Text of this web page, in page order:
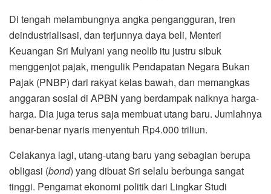
Di tengah melambungnya angka pengangguran, tren
deindustrialisasi, dan terjunnya daya beli, Menteri
Keuangan Sri Mulyani yang neolib itu justru sibuk
menggenjot pajak, mengulik Pendapatan Negara Bukan
Pajak (PNBP) dari rakyat kelas bawah, dan memangkas
anggaran sosial di APBN yang berdampak naiknya harga-
harga. Dia juga terus saja membuat utang baru. Jumlahnya
benar-benar nyaris menyentuh Rp4.000 triliun.
Celakanya lagi, utang-utang baru yang sebagian berupa
obligasi (bond) yang dibuat Sri selalu berbunga sangat
tinggi. Pengamat ekonomi politik dari Lingkar Studi